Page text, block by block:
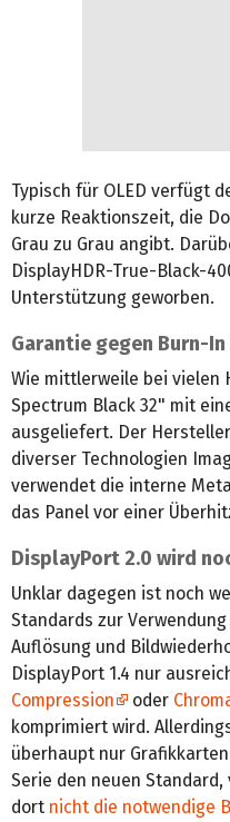
Typisch für OLED verfügt
kurze Reaktionszeit, die
Grau zu Grau angibt.
DisplayHDR-True-Black-
Unterstützung geworben.
Garantie gegen Burn-In
Wie mittlerweile bei vielen
Spectrum Black 32" mit
ausgeliefert. Der
diverser Technologien
verwendet die interne
das Panel vor einer
DisplayPort 2.0 wird
Unklar dagegen ist noch
Standards zur
Auflösung und
DisplayPort 1.4 nur
Compression
oder
komprimiert wird.
überhaupt nur
Serie den neuen
dort nicht die notwendige